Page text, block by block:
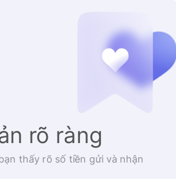
rõ ràng
thấy rõ số tiền gửi và nhận